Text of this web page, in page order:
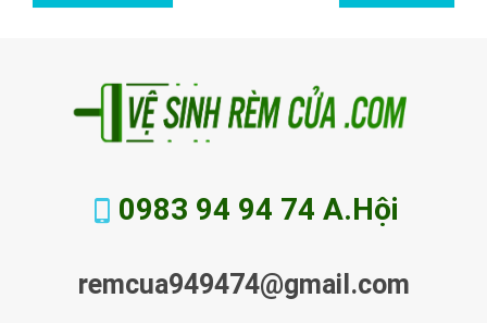
0983 94 94 74 A.Hội
remcua949474@gmail.com